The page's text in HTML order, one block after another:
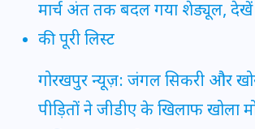
मार्च अंत तक बदल गया शेड्यूल, देखें
की पूरी लिस्ट
गोरखपुर न्यूज़: जंगल सिकरी और
पीड़ितों ने जीडीए के खिलाफ खोला